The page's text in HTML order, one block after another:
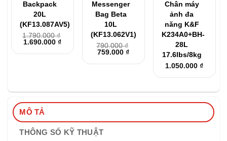
Backpack
20L
(KF13.087AV5)
1.790.000₫
Giá
là:
1.690.000₫Giá
hiện
tại
Messenger
Bag Beta
10L
(KF13.062V1)
790.000₫
Giá
là:
759.000₫Giá
tại
759.000 ₫.
Chân máy
ảnh đa
năng K&F
K234A0+BH-
28L
17.6lbs/8kg
1.050.000₫
MÔ TẢ
THÔNG SỐ KỸ THUẬT